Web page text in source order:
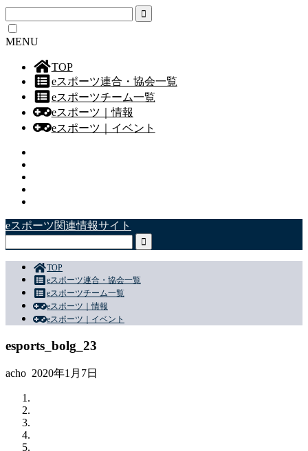
MENU
TOP
eスポーツ連合・協会一覧
eスポーツチーム一覧
eスポーツ｜情報
eスポーツ｜イベント
eスポーツ関連情報サイト
TOP
eスポーツ連合・協会一覧
eスポーツチーム一覧
eスポーツ｜情報
eスポーツ｜イベント
esports_bolg_23
acho 2020年1月7日